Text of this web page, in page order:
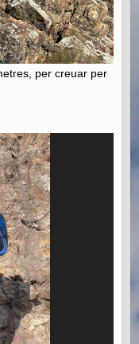
per creuar per